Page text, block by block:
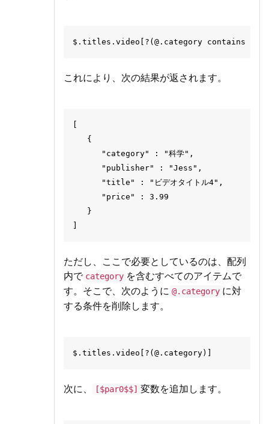
これにより、次の結果が返されます。
   {
      "category" : "科学",
      "publisher" : "Jess",
      "title" : "ビデオタイトル4",
      "price" : 3.99
   }
ただし、ここで必要としているのは、配列
内で category を含むすべてのアイテムで
す。そこで、次のように @.category に対
する条件を削除します。
次に、 [$par0$$] 変数を追加します。